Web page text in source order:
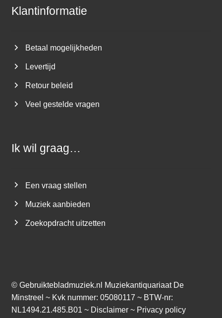
Klantinformatie
Betaal mogelijkheden
Levertijd
Retour beleid
Veel gestelde vragen
Ik wil graag…
Een vraag stellen
Muziek aanbieden
Zoekopdracht uitzetten
© Gebruiktebladmuziek.nl
Muziekantiquariaat De
Minstreel ~ Kvk nummer: 05080117 ~ BTW-nr:
NL1494.21.485.B01 ~ Disclaimer~ Privacy policy